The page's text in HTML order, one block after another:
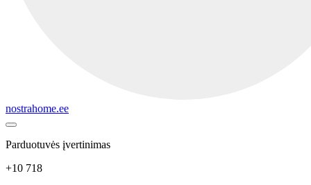
nostrahome.ee
Parduotuvės įvertinimas
+10 718